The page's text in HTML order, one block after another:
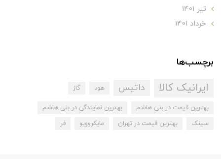
تير 1401
خرداد 1401
برچسب‌ها
ایرانیک کالا داتیس هود گاز
بهترین قیمت در بنی هاشم
بهترین نمایندگی در بنی هاشم
سینک
بهترین قیمت در تهران مایکروویو فر